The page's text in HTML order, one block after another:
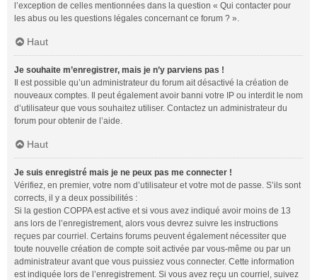
l’exception de celles mentionnées dans la question « Qui contacter pour
les abus ou les questions légales concernant ce forum ? ».
Haut
Je souhaite m’enregistrer, mais je n’y parviens pas !
Il est possible qu’un administrateur du forum ait désactivé la création de
nouveaux comptes. Il peut également avoir banni votre IP ou interdit le nom
d’utilisateur que vous souhaitez utiliser. Contactez un administrateur du
forum pour obtenir de l’aide.
Haut
Je suis enregistré mais je ne peux pas me connecter !
Vérifiez, en premier, votre nom d’utilisateur et votre mot de passe. S’ils sont
corrects, il y a deux possibilités :
Si la gestion COPPA est active et si vous avez indiqué avoir moins de 13
ans lors de l’enregistrement, alors vous devrez suivre les instructions
reçues par courriel. Certains forums peuvent également nécessiter que
toute nouvelle création de compte soit activée par vous-même ou par un
administrateur avant que vous puissiez vous connecter. Cette information
est indiquée lors de l’enregistrement. Si vous avez reçu un courriel, suivez